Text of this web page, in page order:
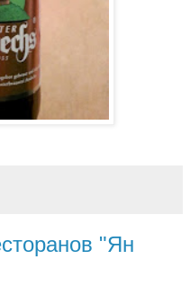
"Ян